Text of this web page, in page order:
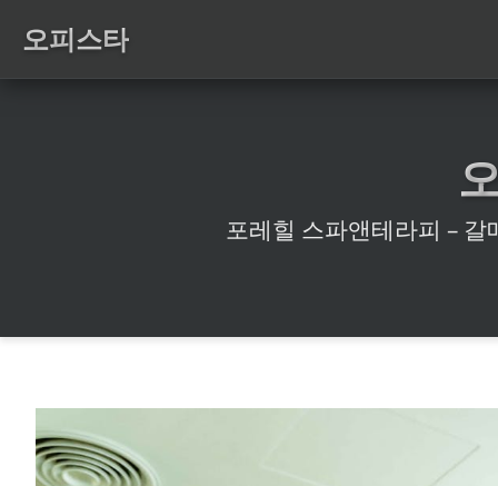
오피스타
포레힐 스파앤테라피 –